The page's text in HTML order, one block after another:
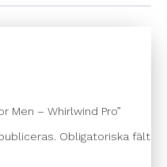
Men – Whirlwind Pro”
Obligatoriska fält